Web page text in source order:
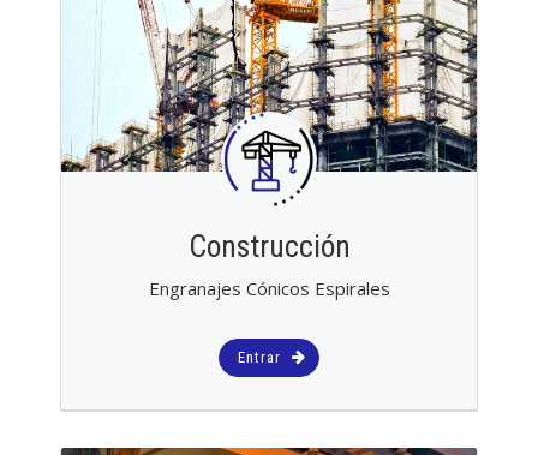
Construcción
Engranajes Cónicos Espirales
Entrar